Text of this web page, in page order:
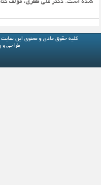
شده است. دکتر علی ططری، مولف
کلیه حقوق مادی و معنوی این
طراحی و